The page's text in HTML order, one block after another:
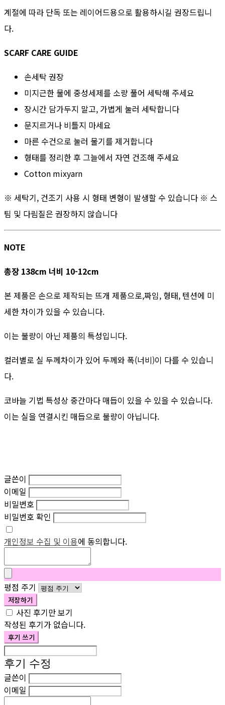
계절에 따라 단독 또는 레이어드용으로 활용하시길 권장드립니
다.
SCARF CARE GUIDE
손세탁 권장
미지근한 물에 중성세제를 소량 풀어 세탁해 주세요
장시간 담가두지 말고, 가볍게 눌러 세탁합니다
문지르거나 비틀지 마세요
마른 수건으로 눌러 물기를 제거합니다
형태를 정리한 후 그늘에서 자연 건조해 주세요
Cotton mixyarn
※ 세탁기, 건조기 사용 시 형태 변형이 발생할 수 있습니다 ※ 스
팀 및 다림질은 권장하지 않습니다
NOTE
총장 138cm 너비 10-12cm
본 제품은 손으로 제작되는 뜨개 제품으로,짜임, 형태, 텐션에 미
세한 차이가 있을 수 있습니다.
이는 불량이 아닌 제품의 특성입니다.
컬러별로 실 두께차이가 있어 두께와 폭(너비)이 다를 수 있습니
다.
코바늘 기법 특성상 중간마다 매듭이 있을 수 있을 수 있습니다.
이는 실을 연결시킨 매듭으로 불량이 아닙니다.
글쓴이
이메일
비밀번호
비밀번호 확인
개인정보 수집 및 이용에 동의합니다.
평점 주기
저장하기
사진 후기만 보기
작성된 후기가 없습니다.
후기 쓰기
후기 수정
글쓴이
이메일